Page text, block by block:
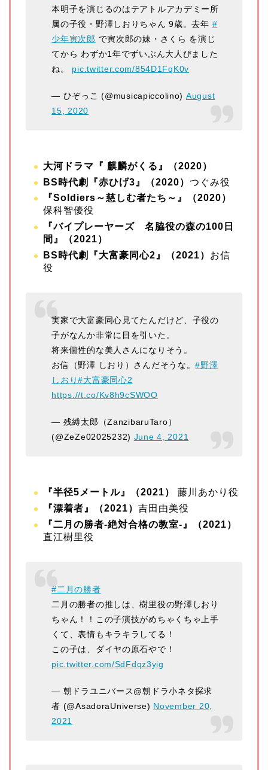
本明子を演じるのはテアトルアカデミー所
属の子役・野澤しおりちゃん 9歳。去年 #
少年寅次郎 で寅次郎の妹・さくら を演じ
てから わずか1年でずいぶん大人びました
ね。 pic.twitter.com/854D1FqK0v
— ひぞっこ (@musicapiccolino) August
15, 2020
大河ドラマ『 麒麟がくる』（2020）
BS時代劇『赤ひげ3』（2020） つぐみ役
『Soldiers～慈しむ者たち～』（2020）
保科智優役
『バイプレーヤーズ 名脇役の森の100日
間』（2021）
BS時代劇『大富豪同心2』（2021） お信
役
実家で大富豪同心見てたんだけど、子役の
子がなんか非常に目を引いた。
将来個性的な美人さんになりそう。
お信（野澤 しおり）さんだそうな。#野澤
しおり#大富豪同心2
https://t.co/Kv8h9cSWOO
— 残縛太郎（ZanzibaruTaro）
(@ZeZe02025232) June 4, 2021
『半径5メートル』（2021）
藤川あかり役
『漂着者』（2021） 吉田由美役
『二月の勝者-絶対合格の教室-』（2021）
直江樹里役
#二月の勝者
二月の勝者の推しは、樹里役の野澤しおり
ちゃん！！この子演技がめちゃくちゃ上手
くて、表情もキラキラしてる！
この子は、ダイヤの原石やで！
pic.twitter.com/SdFdqz3yig
— 朝ドラユニバース@朝ドラ小ネタ探求
者 (@AsadoraUniverse) November 20,
2021